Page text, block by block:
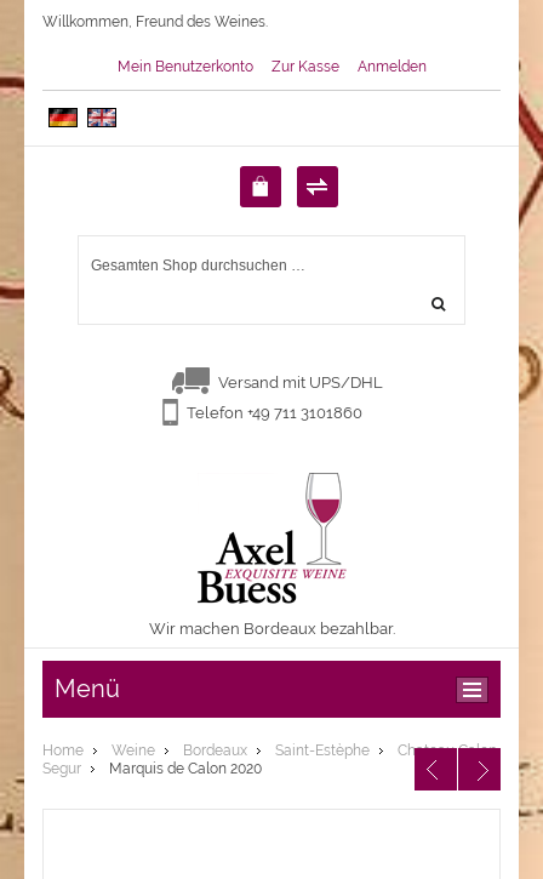
Willkommen, Freund des Weines.
Mein Benutzerkonto Zur Kasse Anmelden
Versand mit UPS/DHL
Telefon +49 711 3101860
Wir machen Bordeaux bezahlbar.
Menü
Home Weine Bordeaux Saint-Estèphe
Chateau Calon
Segur
Marquis de Calon 2020